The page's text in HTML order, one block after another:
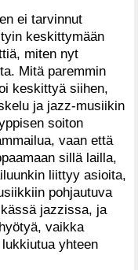
ei tarvinnut
keskittymään
miten nyt
Mitä paremmin
keskittyä siihen,
ja jazz-musiikin
soiton
vaan että
sillä lailla,
liittyy asioita,
pohjautuva
jazzissa, ja
vaikka
yhteen